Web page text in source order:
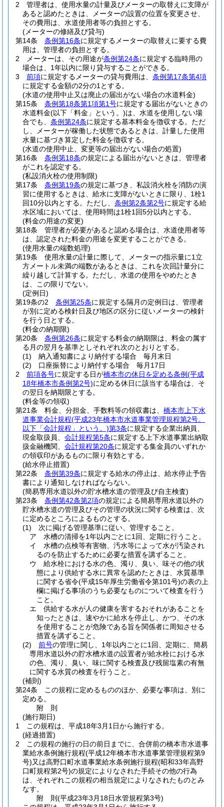
2
管理者は、使用水量の計量及びメーターの取替えに支障が
あると認めたときは、メーターの設置の位置を変更させ、
その費用は、水道使用者等の負担とする。
(メーターの修繕及び貸与)
第14条
条例第16条に規定するメーターの取替えに要する費
用は、管理者の負担とする。
2
メーターは、その用途が条例第24条に規定する臨時用の
場合は、1年以内に限り貸与することができる。
3
前項に規定するメーターの貸与費用は、 条例第17条第4項
に規定する金額の2分の1とする。
(水道の使用中止又は廃止の届出がない場合の水道料金)
第15条
条例第18条第1項第1号に規定する届出がないときの
水道料金(以下「料金」という。)は、水道を使用しない場
合でも、 条例第24条に規定する基本料金を徴収する。 ただ
し、メーターが稼働した状態であるときは、計量した使用
水量に基づき算定した料金を徴収する。
(水道の使用中止、変更等の届出がない場合の処置)
第16条
条例第18条の規定による届出がないときは、管理者
がこれを認定する。
(私設消火栓の使用制限)
第17条
条例第19条の規定に基づき、私設消火栓を消防の演
習に使用するときは、給水に支障がないときに限り、1栓1
回10分以内とする。 ただし、 条例第2条第2号に規定する給
水区域においては、使用時間は1栓1回5分以内とする。
(料金の用途の変更)
第18条
管理者が必要があると認める場合は、水道使用者等
は、認定された料金の用途を変更することができる。
(使用水量の端数処理)
第19条
使用水量の計量に際して、メーターの指示量に1立
方メートル未満の端数があるときは、これを次回計量分に
繰り越して計算する。 ただし、水道の使用をやめたとき
は、この限りでない。
(定例日)
第19条の2
条例第25条に規定する隔月の定例日は、管理者
が別に定める検針日及び地区の区分に従いメーターの検針
を行う日とする。
(料金の納期限)
第20条
条例第26条に規定する料金の納期限は、料金の属す
る月の翌月を基準としそれぞれ次のとおりとする。
(1)
納入通知書により納付する場合 毎月末日
(2)
口座振替により納付する場合 毎月17日
2
前項各号に規定する日が橋本市の休日を定める条例(平成
18年橋本市条例第2号)に定める休日に該当する場合は、そ
の翌日を納期限とする。
(料金等の領収)
第21条
料金、分担金、手数料等の領収書は、 橋本市上下水
道事業会計規程(平成23年橋本市水道事業管理規程第2号。
以下「会計規程」という。)第3条に規定する企業出納員、
現金取扱員、 会計規程第5条に規定する上下水道事業出納取
扱金融機関、 会計規程第20条に規定する集金員のいずれか
の領収印があるものに限り有効とする。
(給水停止措置)
第22条
条例第39条に規定する給水の停止は、給水停止予告
書により通知しなければならない。
(簡易専用水道以外の貯水槽水道の管理及び自主検査)
第23条
条例第42条第2項の規定による簡易専用水道以外の
貯水槽水道の管理及びその管理の状況に関する検査は、次
に定めるところによるものとする。
(1)
次に掲げる管理基準に従い、管理すること。
ア
水槽の清掃を1年以内ごとに1回、定期に行うこと。
イ
水槽の点検等有害物、汚水等によって水が汚染され
るのを防止するために必要な措置を講ずること。
ウ
給水栓における水の色、濁り、臭い、味その他の状
態により供給する水に異常を認めたときは、水質基準
に関する省令(平成15年厚生労働省令第101号)の表の上
欄に掲げる事項のうち必要なものについて検査を行う
こと。
エ
供給する水が人の健康を害するおそれがあることを
知ったときは、速やかに給水を停止し、かつ、その水
を使用することが危険である旨を関係者に周知させる
措置を講ずること。
(2)
前号の管理に関し、1年以内ごとに1回、定期に、簡易
専用水道以外の貯水槽水道の設置者が給水栓における水
の色、濁り、臭い、味に関する検査及び残留塩素の有無
に関する水質の検査を行うこと。
(補則)
第24条
この規程に定めるもののほか、必要な事項は、別に
定める。
附 則
(施行期日)
1
この規程は、平成18年3月1日から施行する。
(経過措置)
2
この規程の施行の日の前日までに、合併前の橋本市水道事
業給水条例施行規程(平成12年橋本市水道事業管理規程第9
号)又は高野口町水道事業給水条例施行規程(昭和33年高野
口町規程第2号)の規定によりなされた手続その他の行為
は、それぞれこの規程の相当規定によりなされたものとみ
なす。
附 則(平成23年3月18日水管規程第3号)